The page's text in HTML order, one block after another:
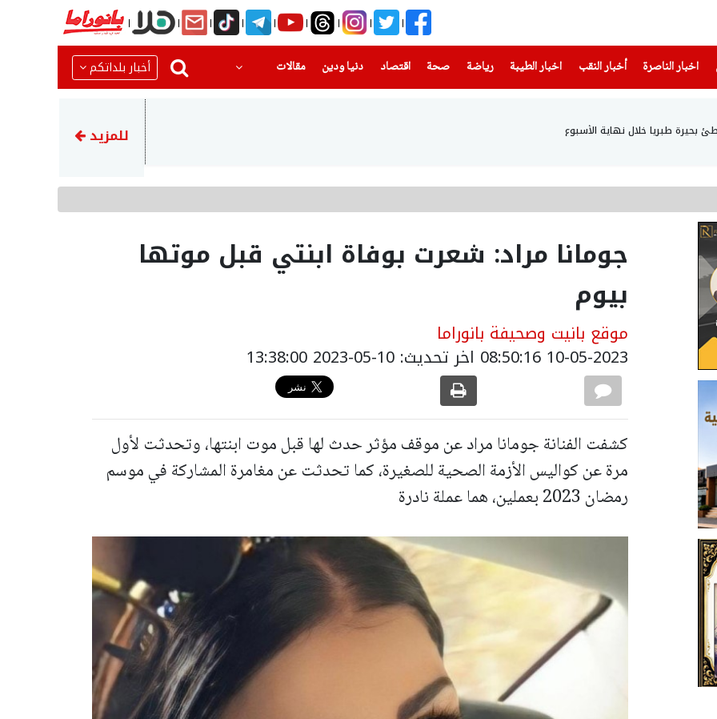
اخبار الناصرة
(current) أخبار النقب اخبار الطيبة(current) رياضة
(current) صحة(current) اقتصاد دنيا ودين
(current) مقالات أخبار بلداتكم
إصابة 3 أشخاص في حادث تصادم بين مركبتين على شارع 6 قرب مفرق عارة
للمزيد
جومانا مراد: شعرت بوفاة ابنتي قبل موتها
بيوم
موقع بانيت وصحيفة بانوراما
10-05-2023 08:50:16 اخر تحديث: 10-05-2023 13:38:00
كشفت الفنانة جومانا مراد عن موقف مؤثر حدث لها قبل موت ابنتها، وتحدثت لأول
مرة عن كواليس الأزمة الصحية للصغيرة، كما تحدثت عن مغامرة المشاركة في موسم
رمضان 2023 بعملين، هما عملة نادرة